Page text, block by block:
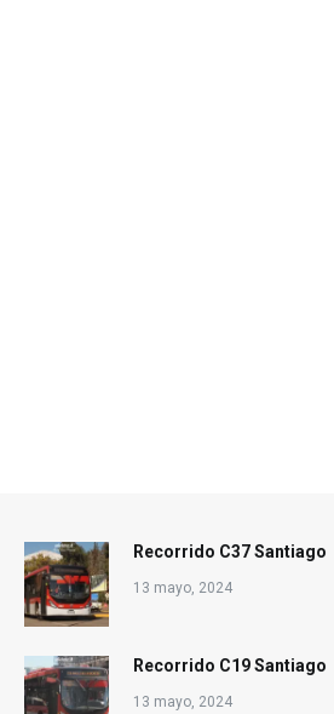
Recorrido C37 Santiago
13 mayo, 2024
Recorrido C19 Santiago
13 mayo, 2024